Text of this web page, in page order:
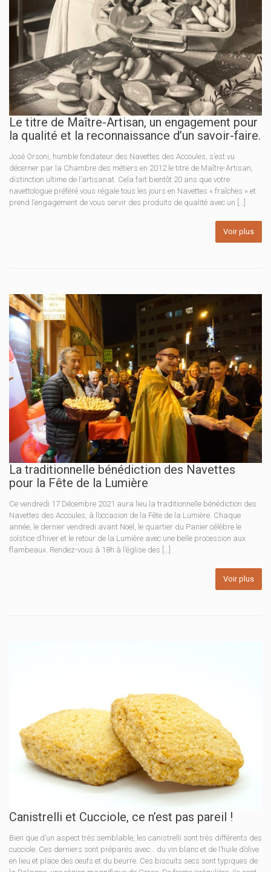
Le titre de Maître-Artisan, un engagement pour
la qualité et la reconnaissance d’un savoir-faire.
José Orsoni, humble fondateur des Navettes des Accoules, s’est vu
décerner par la Chambre des métiers en 2012 le titre de Maître-Artisan,
distinction ultime de l’artisanat. Cela fait bientôt 20 ans que votre
navettologue préféré vous régale tous les jours en Navettes « fraîches » et
prend l’engagement de vous servir des produits de qualité avec un […]
Voir plus
La traditionnelle bénédiction des Navettes
pour la Fête de la Lumière
Ce vendredi 17 Décembre 2021 aura lieu la traditionnelle bénédiction des
Navettes des Accoules, à l’occasion de la Fête de la Lumière. Chaque
année, le dernier vendredi avant Noël, le quartier du Panier célèbre le
solstice d’hiver et le retour de la Lumière avec une belle procession aux
flambeaux. Rendez-vous à 18h à l’église des […]
Voir plus
Canistrelli et Cucciole, ce n’est pas pareil !
Bien que d’un aspect très semblable, les canistrelli sont très différents des
cucciole. Ces derniers sont préparés avec… du vin blanc et de l’huile d’olive
en lieu et place des oeufs et du beurre. Ces biscuits secs sont typiques de